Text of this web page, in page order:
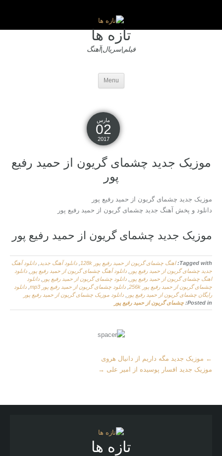
تازه ها
فیلم|سریال|آهنگ
Menu
مارس
02
2017
موزیک جدید چشمای گریون از حمید رفیع
پور
موزیک جدید چشمای گریون از حمید رفیع پور
دانلود و پخش آهنگ جدید چشمای گریون از حمید رفیع پور
موزیک جدید چشمای گریون از حمید رفیع پور
Tagged with: اهنگ چشمای گریون از حمید رفیع پور 128k دانلود آهنگ جدید
دانلود آهنگ
جدید چشمای گریون از حمید رفیع پور
دانلود آهنگ چشمای گریون از حمید رفیع پور
دانلود
اهنگ چشمای گریون از حمید رفیع پور
دانلود چشمای گریون از حمید رفیع پور
دانلود
چشمای گریون از حمید رفیع پور 256k
دانلود چشمای گریون از حمید رفیع پور mp3
دانلود
رایگان چشمای گریون از حمید رفیع پور
دانلود موزیک چشمای گریون از حمید رفیع پور
Posted in: چشمای گریون از حمید رفیع پور
More
Articles
← موزیک جدید مگه داریم از دانیال هروی
موزیک جدید افسار پوسیده از امیر علی →
تازه ها